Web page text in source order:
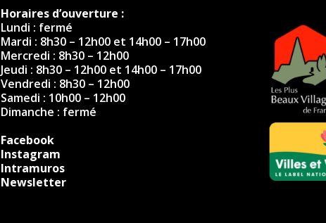
Horaires d’ouverture :
Lundi : fermé
Mardi : 8h30 – 12h00 et 14h00 – 17h00
Mercredi : 8h30 – 12h00
Jeudi : 8h30 – 12h00 et 14h00 – 17h00
Vendredi : 8h30 – 12h00
Samedi : 10h00 – 12h00
Dimanche : fermé
Facebook
Instagram
Intramuros
Newsletter